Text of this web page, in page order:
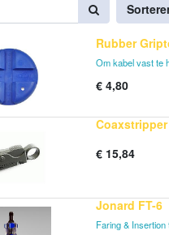
Rubber
Om kabel vast te
€ 4,80
€ 15,84
Jonard FT-6
Faring &